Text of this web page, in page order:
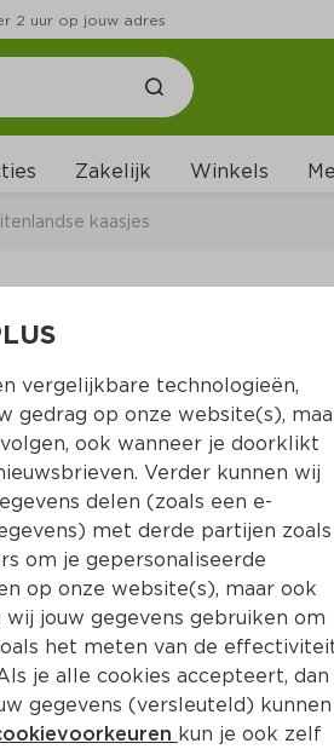
2 uur op jouw adres
Zakelijk Winkels
kaasjes
Signature
140 g  (per kilo €27.07)
Toevoegen
vergelijkbare technologieën,
gedrag op onze website(s),
ook wanneer je doorklikt
Verder kunnen wij
delen (zoals een e-
met derde partijen zoals
om je gepersonaliseerde
op onze website(s), maar ook
jouw gegevens gebruiken om
het meten van de
je alle cookies accepteert, dan
gegevens (versleuteld) kunnen
kun je ook zelf